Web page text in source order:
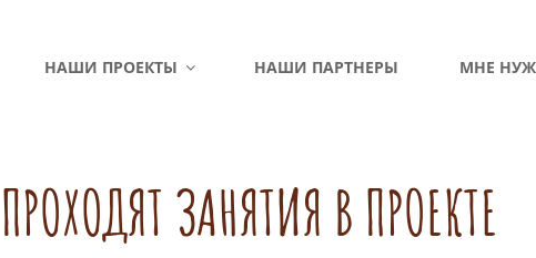
НАШИ ПРОЕКТЫ НАШИ ПАРТНЕРЫ МНЕ
ЗАНЯТИЯ В ПРОЕКТЕ